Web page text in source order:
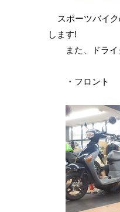
スポーツバイク
します!
また、ドライグ
・フロント